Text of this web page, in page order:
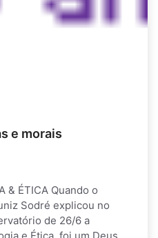
e morais
& ÉTICA Quando o
Sodré explicou no
de 26/6 a